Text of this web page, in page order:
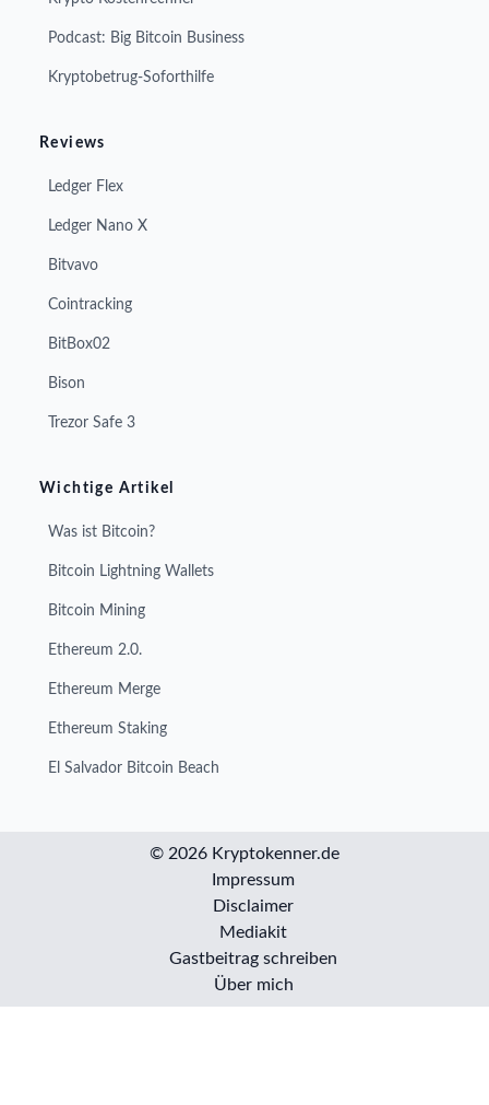
Podcast: Big Bitcoin Business
Kryptobetrug-Soforthilfe
Reviews
Ledger Flex
Ledger Nano X
Bitvavo
Cointracking
BitBox02
Bison
Trezor Safe 3
Wichtige Artikel
Was ist Bitcoin?
Bitcoin Lightning Wallets
Bitcoin Mining
Ethereum 2.0.
Ethereum Merge
Ethereum Staking
El Salvador Bitcoin Beach
© 2026 Kryptokenner.de
Impressum
Disclaimer
Mediakit
Gastbeitrag schreiben
Über mich